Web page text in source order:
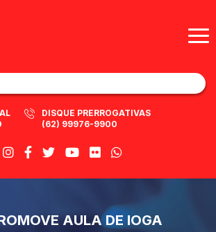
DISQUE PRERROGATIVAS
(62) 99976-9900
AULA DE IOGA